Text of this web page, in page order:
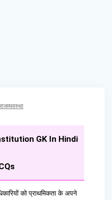
GK In Hindi
को प्राथमिकता के अपने